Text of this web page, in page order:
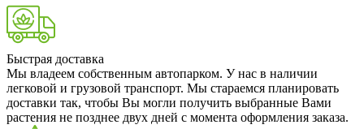
Быстрая доставка
Мы владеем собственным автопарком. У нас в наличии
легковой и грузовой транспорт. Мы стараемся планировать
доставки так, чтобы Вы могли получить выбранные Вами
растения не позднее двух дней с момента оформления заказа.